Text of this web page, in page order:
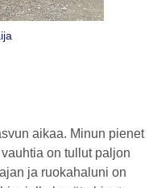
aikaa. Minun pienet
on tullut paljon
ja ruokahaluni on